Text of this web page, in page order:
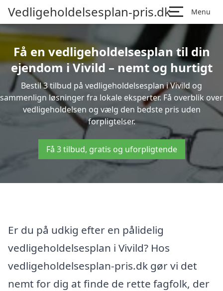
Vedligeholdelsesplan-pris.dk Menu
Få en vedligeholdelsesplan til din
ejendom i Vivild – nemt og hurtigt
Bestil 3 tilbud på vedligeholdelsesplan i Vivild og
sammenlign løsninger fra lokale eksperter. Få overblik over
vedligeholdelsen og vælg den bedste pris uden
forpligtelser.
Få 3 tilbud, gratis og uforpligtende
Er du på udkig efter en pålidelig
vedligeholdelsesplan i Vivild? Hos
vedligeholdelsesplan-pris.dk gør vi det
nemt for dig at finde de rette fagfolk, der